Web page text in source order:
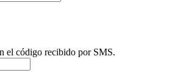
el código recibido por SMS.